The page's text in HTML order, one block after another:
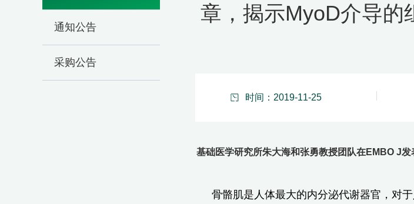
通知公告
采购公告
章，揭示MyoD介导的
时间：2019-11-25
基础医学研究所朱大海和张勇教授团队在EMBO J
骨骼肌是人体最大的内分泌代谢器官，对